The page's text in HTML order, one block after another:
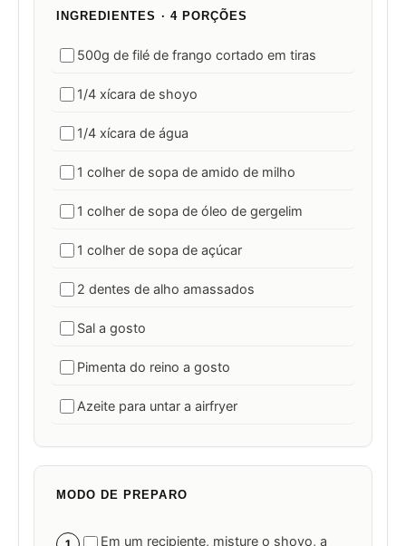
INGREDIENTES · 4 PORÇÕES
500g de filé de frango cortado em tiras
1/4 xícara de shoyo
1/4 xícara de água
1 colher de sopa de amido de milho
1 colher de sopa de óleo de gergelim
1 colher de sopa de açúcar
2 dentes de alho amassados
Sal a gosto
Pimenta do reino a gosto
Azeite para untar a airfryer
MODO DE PREPARO
Em um recipiente, misture o shoyo, a